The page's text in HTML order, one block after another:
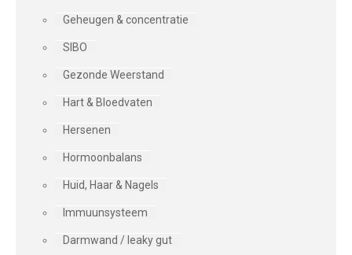
Geheugen & concentratie
SIBO
Gezonde Weerstand
Hart & Bloedvaten
Hersenen
Hormoonbalans
Huid, Haar & Nagels
Immuunsysteem
Darmwand / leaky gut